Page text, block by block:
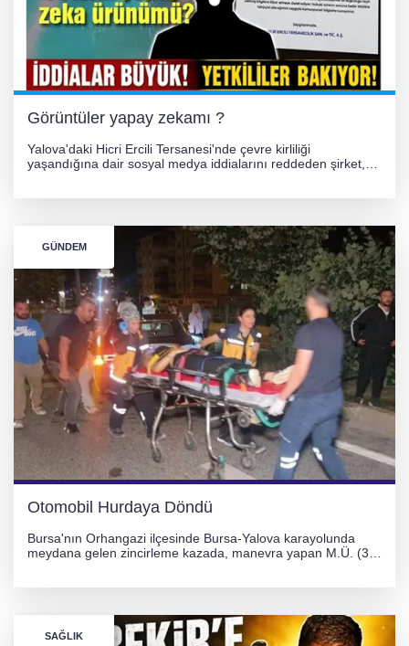
Görüntüler yapay zekamı ?
Yalova'daki Hicri Ercili Tersanesi'nde çevre kirliliği
yaşandığına dair sosyal medya iddialarını reddeden şirket,
GÜNDEM
Otomobil Hurdaya Döndü
Bursa'nın Orhangazi ilçesinde Bursa-Yalova karayolunda
meydana gelen zincirleme kazada, manevra yapan M.Ü. (35)
SAĞLIK